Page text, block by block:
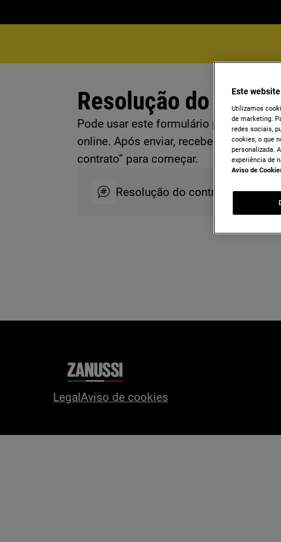
Resolução do
Pode usar este formulário para
online. Após enviar, receberá a
contrato” para começar.
Resolução do contrato
LegalAviso de cookies
Este
Utilizamos
de marketing.
redes sociais,
cookies, o que
personalizada.
experiência de
Aviso de